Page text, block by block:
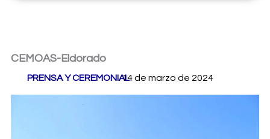
CEMOAS-Eldorado
PRENSA Y CEREMONIAL/
14 de marzo de 2024